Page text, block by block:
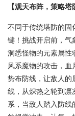
【观天布阵，策略塔
不同于传统塔防的固
键！挑战开启前，气
洞悉怪物的元素属
风系魔物的攻击，
势布防线，让敌人的
线，从炽热之轮到凛
系，当敌人踏入防线